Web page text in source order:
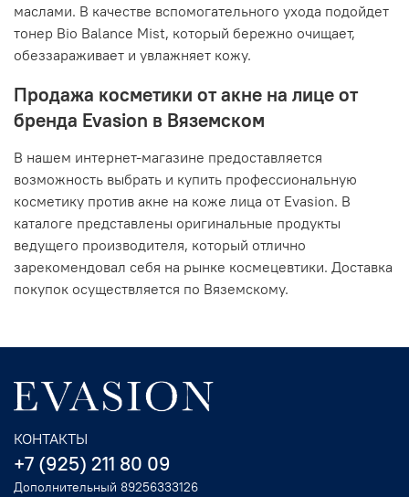
маслами. В качестве вспомогательного ухода подойдет
тонер Bio Balance Mist, который бережно очищает,
обеззараживает и увлажняет кожу.
Продажа косметики от акне на лице от
бренда Evasion в Вяземском
В нашем интернет-магазине предоставляется
возможность выбрать и купить профессиональную
косметику против акне на коже лица от Evasion. В
каталоге представлены оригинальные продукты
ведущего производителя, который отлично
зарекомендовал себя на рынке космецевтики. Доставка
покупок осуществляется по Вяземскому.
КОНТАКТЫ
+7 (925) 211 80 09
Дополнительный 89256333126